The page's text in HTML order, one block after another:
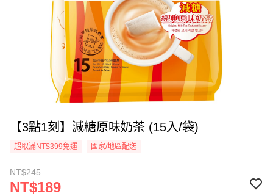
【3點1刻】減糖原味奶茶 (15入/袋)
超取滿NT$399免運 國家/地區配送
NT$245
NT$189